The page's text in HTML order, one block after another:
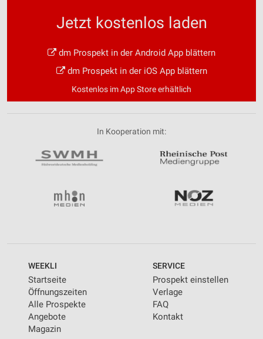
Jetzt kostenlos laden
dm Prospekt in der Android App blättern
dm Prospekt in der iOS App blättern
Kostenlos im App Store erhältlich
In Kooperation mit:
WEEKLI
Startseite
Öffnungszeiten
Alle Prospekte
Angebote
Magazin
SERVICE
Prospekt einstellen
Verlage
FAQ
Kontakt